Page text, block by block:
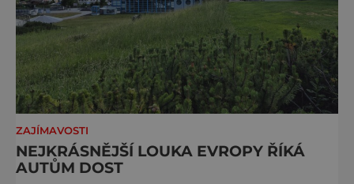
ZAJÍMAVOSTI
NEJKRÁSNĚJŠÍ LOUKA EVROPY ŘÍKÁ
AUTŮM DOST